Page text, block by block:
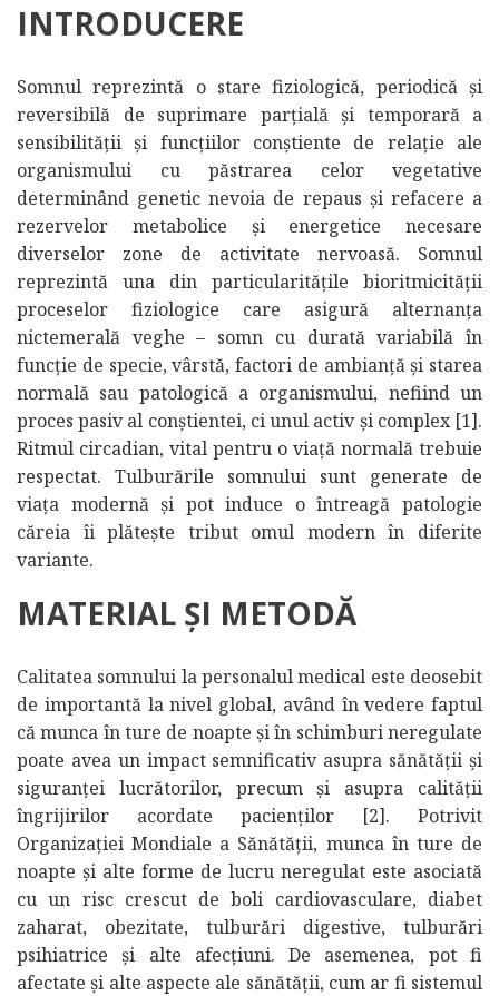
INTRODUCERE
Somnul reprezintă o stare fiziologică, periodică și
reversibilă de suprimare parțială și temporară a
sensibilității și funcțiilor conștiente de relație ale
organismului cu păstrarea celor vegetative
determinând genetic nevoia de repaus și refacere a
rezervelor metabolice și energetice necesare
diverselor zone de activitate nervoasă. Somnul
reprezintă una din particularitățile bioritmicității
proceselor fiziologice care asigură alternanța
nictemerală veghe – somn cu durată variabilă în
funcție de specie, vârstă, factori de ambianță și starea
normală sau patologică a organismului, nefiind un
proces pasiv al conștientei, ci unul activ și complex [1].
Ritmul circadian, vital pentru o viață normală trebuie
respectat. Tulburările somnului sunt generate de
viața modernă și pot induce o întreagă patologie
căreia îi plătește tribut omul modern în diferite
variante.
MATERIAL ȘI METODĂ
Calitatea somnului la personalul medical este deosebit
de importantă la nivel global, având în vedere faptul
că munca în ture de noapte și în schimburi neregulate
poate avea un impact semnificativ asupra sănătății și
siguranței lucrătorilor, precum și asupra calității
îngrijirilor acordate pacienților [2]. Potrivit
Organizației Mondiale a Sănătății, munca în ture de
noapte și alte forme de lucru neregulat este asociată
cu un risc crescut de boli cardiovasculare, diabet
zaharat, obezitate, tulburări digestive, tulburări
psihiatrice și alte afecțiuni. De asemenea, pot fi
afectate și alte aspecte ale sănătății, cum ar fi sistemul